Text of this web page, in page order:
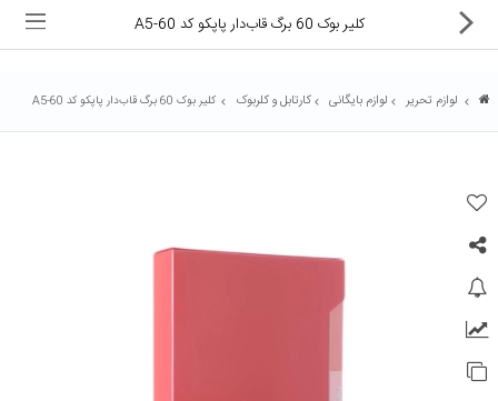
کلیر بوک 60 برگ قاب‌دار پاپکو کد A5-60
لوازم تحریر لوازم بایگانی کارتابل و کلربوک کلیر بوک 60 برگ قاب‌دار پاپکو کد A5-60